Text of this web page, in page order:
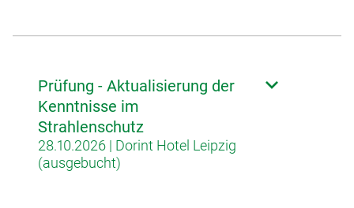
Prüfung - Aktualisierung der
Kenntnisse im
Strahlenschutz
28.10.2026 | Dorint Hotel Leipzig
(ausgebucht)